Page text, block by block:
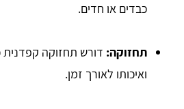
כבדים או חדים.
תחזוקה: דורש תחזוקה
ואיכותו לאורך זמן.